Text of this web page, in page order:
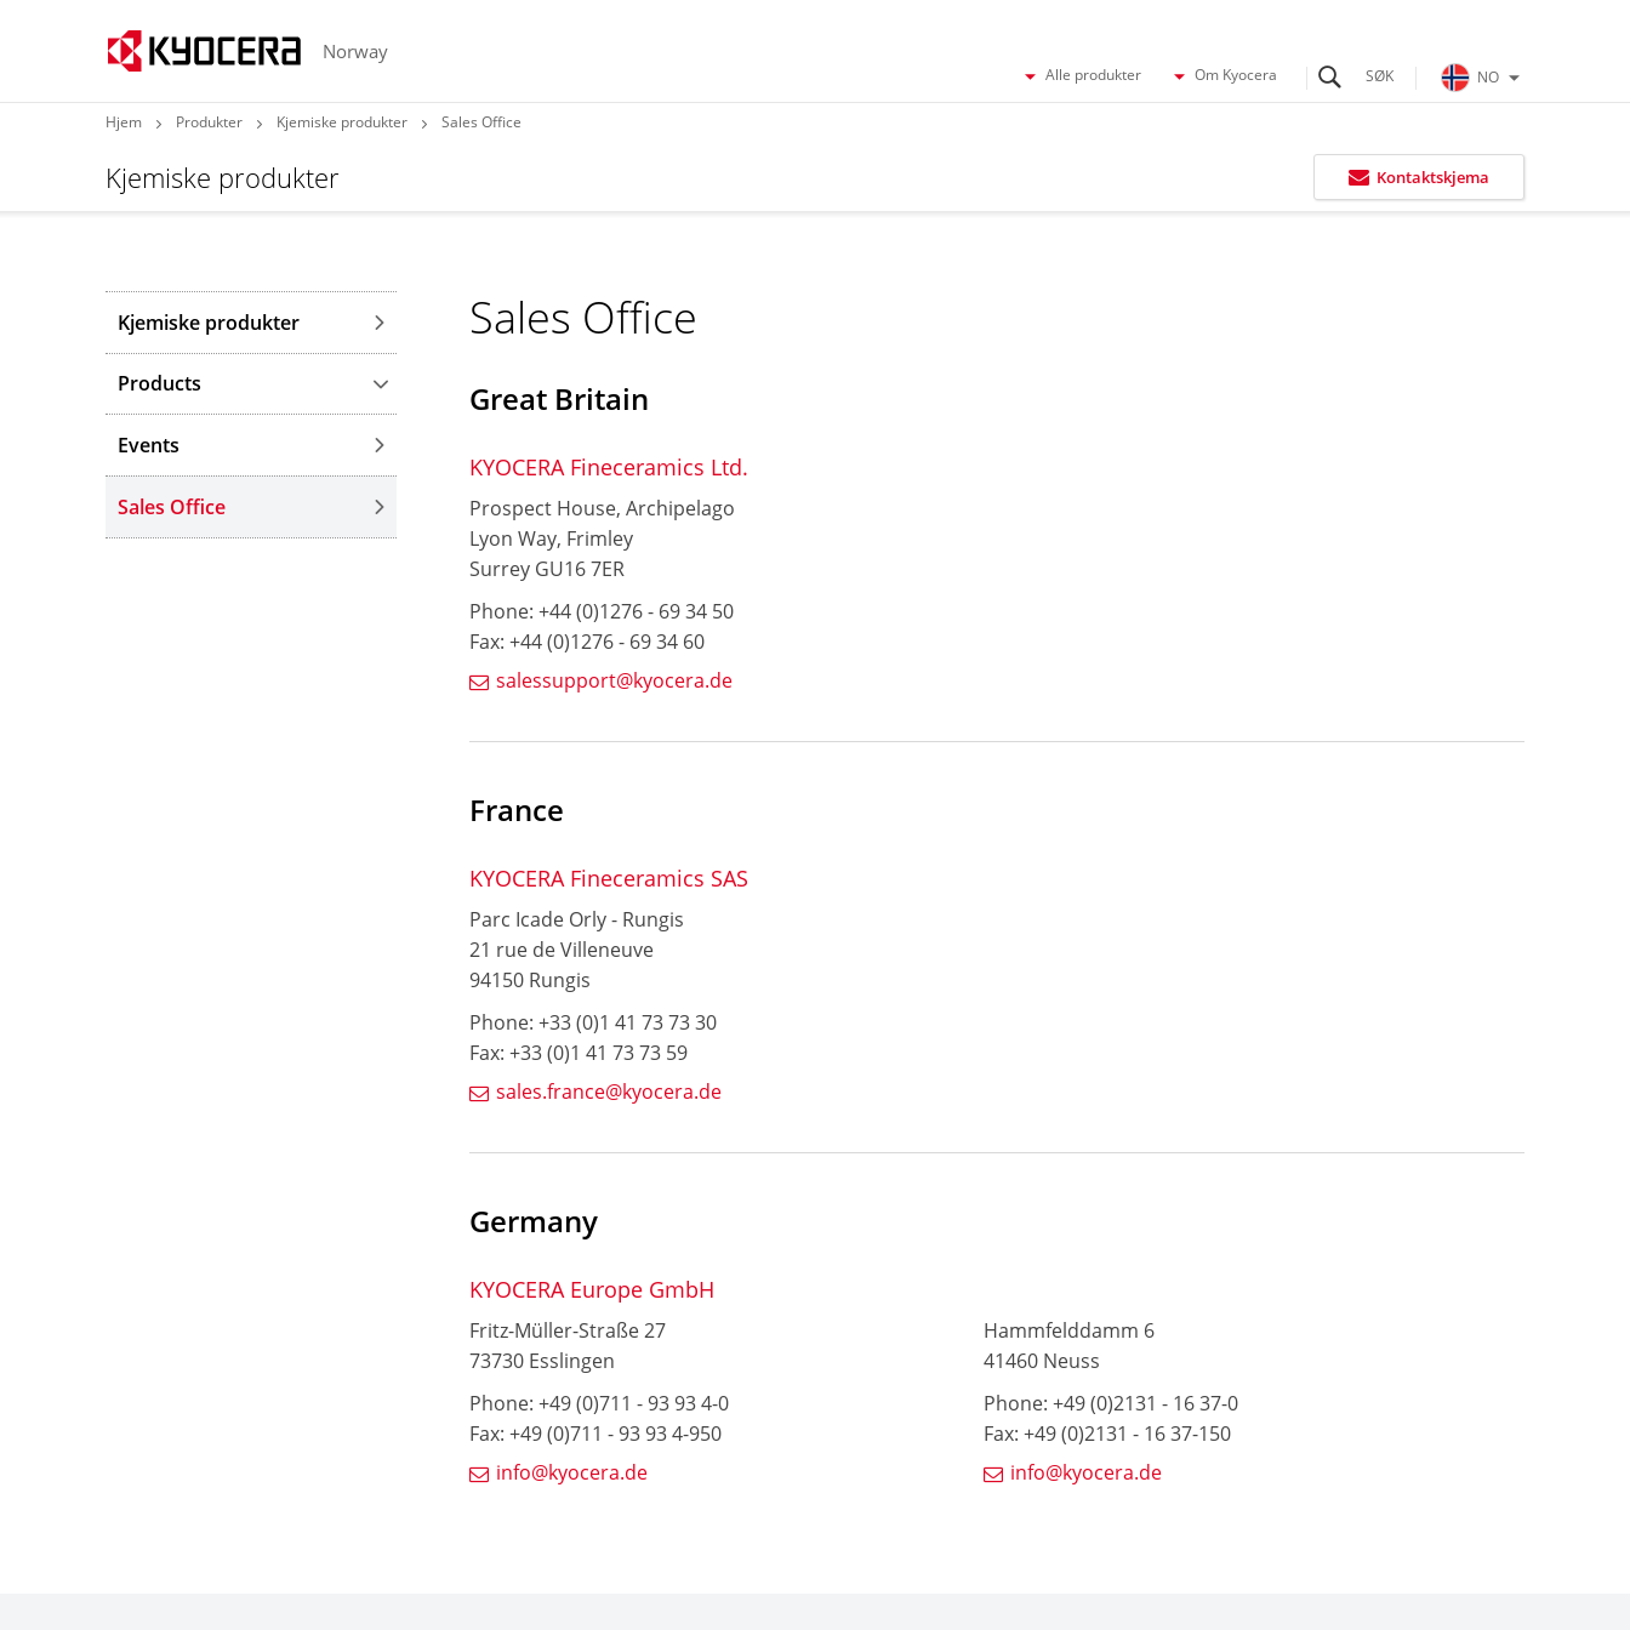
Norway
Alle produkter Om Kyocera NO
Hjem Produkter Kjemiske produkter Sales Office
Kjemiske produkter Kontaktskjema
Sales Office
Great Britain
KYOCERA Fineceramics Ltd.
Prospect House, Archipelago
Lyon Way, Frimley
Surrey GU16 7ER
Phone: +44 (0)1276 - 69 34 50
Fax: +44 (0)1276 - 69 34 60
salessupport@kyocera.de
France
KYOCERA Fineceramics SAS
Parc Icade Orly - Rungis
21 rue de Villeneuve
94150 Rungis
Phone: +33 (0)1 41 73 73 30
Fax: +33 (0)1 41 73 73 59
sales.france@kyocera.de
Germany
KYOCERA Europe GmbH
Fritz-Müller-Straße 27
73730 Esslingen
Phone: +49 (0)711 - 93 93 4-0
Fax: +49 (0)711 - 93 93 4-950
info@kyocera.de
Hammfelddamm 6
41460 Neuss
Phone: +49 (0)2131 - 16 37-0
Fax: +49 (0)2131 - 16 37-150
info@kyocera.de
Kjemiske produkter
Products
Events
Sales Office